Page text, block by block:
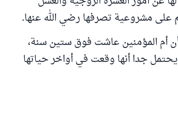
على مشروعية تصرفها رضي الله عنها.
أن أم المؤمنين عاشت فوق ستين سنة،
جدا أنها وقعت في أواخر حياتها